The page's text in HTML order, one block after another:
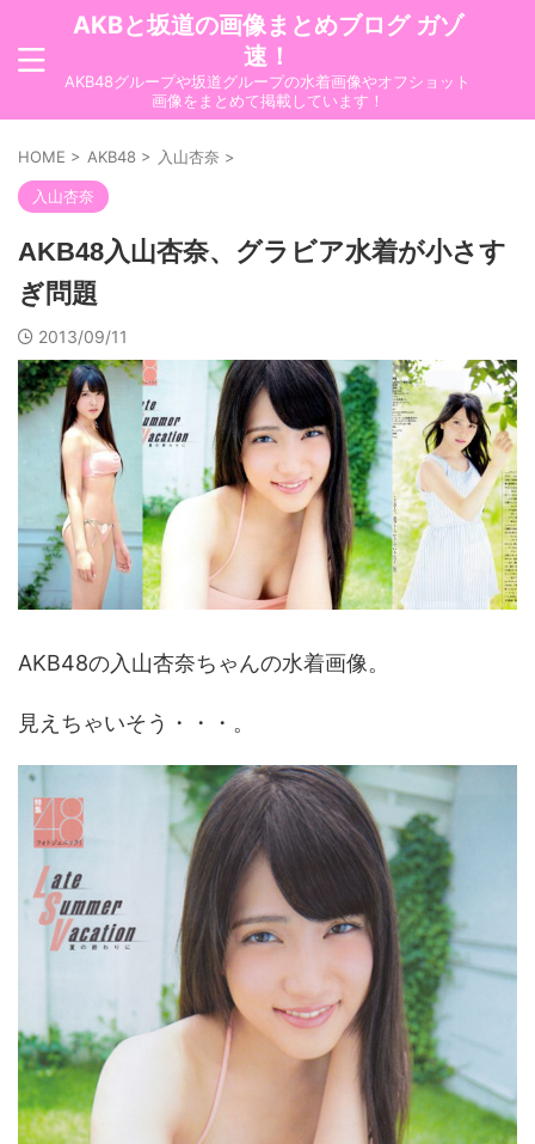
AKBと坂道の画像まとめブログ ガゾ
速！
AKB48グループや坂道グループの水着画像やオフショット
画像をまとめて掲載しています！
HOME > AKB48 > 入山杏奈 >
入山杏奈
AKB48入山杏奈、グラビア水着が小さす
ぎ問題
2013/09/11
AKB48の入山杏奈ちゃんの水着画像。
見えちゃいそう・・・。